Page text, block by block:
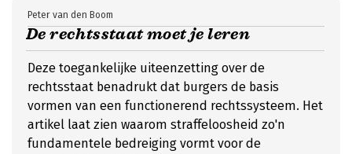
De rechtsstaat moet je leren
Peter van den Boom
Deze toegankelijke uiteenzetting over de
rechtsstaat benadrukt dat burgers de basis
vormen van een functionerend rechtssysteem. Het
artikel laat zien waarom straffeloosheid zo'n
fundamentele bedreiging vormt voor de